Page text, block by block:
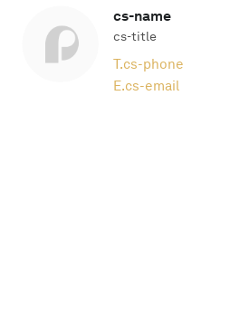
cs-name
cs-title
T.cs-phone
E.cs-email